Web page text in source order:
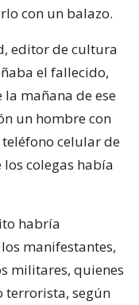
con un balazo.
editor de cultura
el fallecido,
la mañana de ese
un hombre con
celular de
colegas había
habría
manifestantes,
militares, quienes
terrorista, según